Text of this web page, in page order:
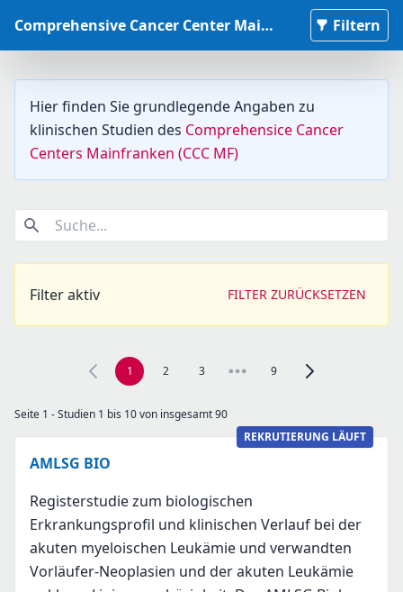
Comprehensive Cancer Center Mainfranken Studiendatenbank Filtern
Hier finden Sie grundlegende Angaben zu
klinischen Studien des Comprehensice Cancer
Centers Mainfranken (CCC MF)
Suche...
Filter aktiv FILTER ZURÜCKSETZEN
1 2 3 9 Zur nächsten
Seite 1 - Studien 1 bis 10 von insgesamt 90
REKRUTIERUNG LÄUFT
AMLSG BIO
Registerstudie zum biologischen
Erkrankungsprofil und klinischen Verlauf bei der
akuten myeloischen Leukämie und verwandten
Vorläufer-Neoplasien und der akuten Leukämie